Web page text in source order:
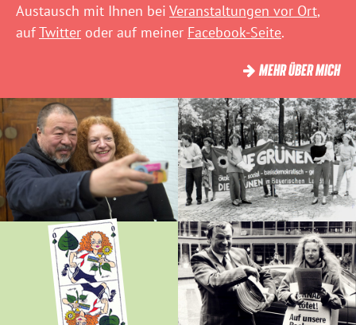
Austausch mit Ihnen bei Veranstaltungen vor Ort,
aufTwitter oder auf meiner Facebook-Seite.
MEHR ÜBER MICH